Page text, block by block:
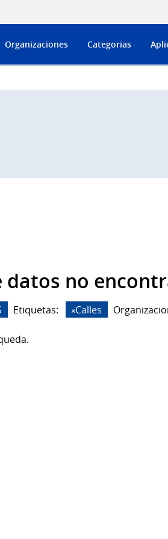
Organizaciones Categorias
datos no
Etiquetas: Calles